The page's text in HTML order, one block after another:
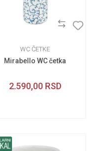
WC ČETKE
Mirabello WC četka
2.590,00 RSD